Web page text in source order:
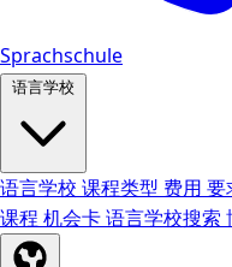
Sprachschule
语言学校
语言学校 课程类型 费用 要
课程 机会卡语言学校搜索